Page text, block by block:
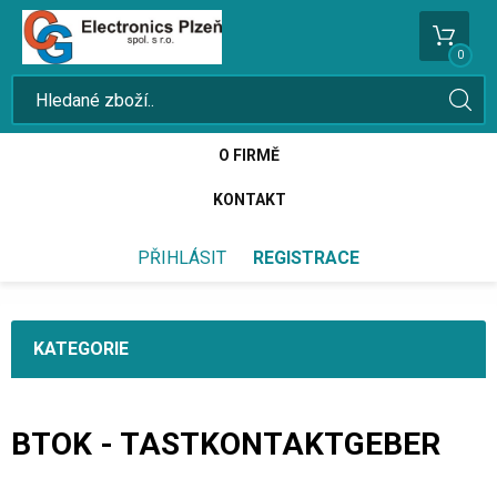
0
O FIRMĚ
KONTAKT
PŘIHLÁSIT REGISTRACE
KATEGORIE
BTOK - TASTKONTAKTGEBER